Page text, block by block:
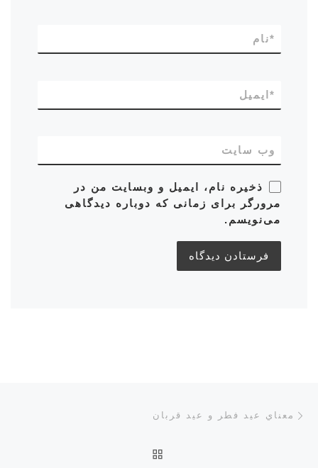
نام*
ایمیل *
وب‌ سایت
ذخیره نام، ایمیل و وبسایت من در
مرورگر برای زمانی که دوباره دیدگاهی
می‌نویسم.
ناوبری پست‌ها
معناي‌ عيد فطر و عيد قربان
بازگشت به صفحه اصلی